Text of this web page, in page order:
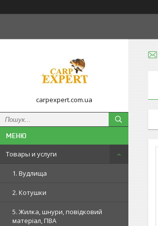
carpexpert.com.ua
Товары и услуги
1. Вудлища
2. Котушки
5. Жилка, шнури, повідковий
матеріал, ПВА